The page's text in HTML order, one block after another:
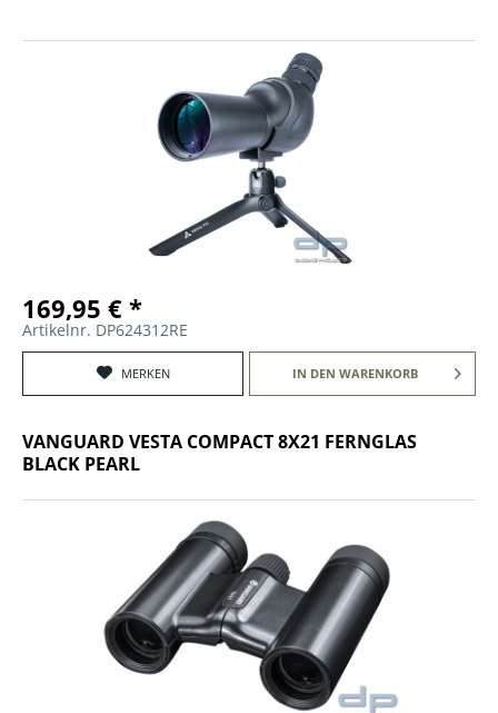
169,95 € *
Artikelnr. DP624312RE
MERKEN IN DEN WARENKORB
VANGUARD VESTA COMPACT 8X21 FERNGLAS
BLACK PEARL